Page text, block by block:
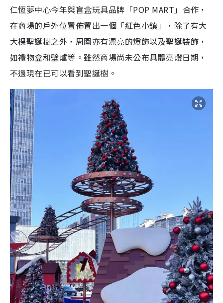
仁恆夢中心今年與盲盒玩具品牌「POP MART」合作，
在商場的戶外位置佈置出一個「紅色小鎮」，除了有大
大棵聖誕樹之外，周圍亦有漂亮的燈飾以及聖誕裝飾，
如禮物盒和壁爐等。雖然商場尚未公布具體亮燈日期，
不過現在已可以看到聖誕樹。